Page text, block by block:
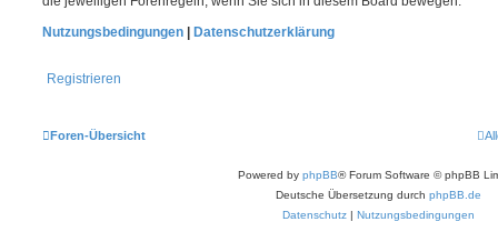
Nutzungsbedingungen
Datenschutzerklärung
Registrieren
Foren-Übersicht
Powered by phpBB® Forum Software © phpBB
Deutsche Übersetzung durch phpBB.de
Datenschutz | Nutzungsbedingungen